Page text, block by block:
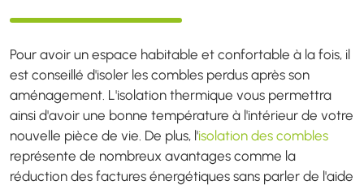
Pour avoir un espace habitable et confortable à la fois, il
est conseillé d'isoler les combles perdus après son
aménagement. L'isolation thermique vous permettra
ainsi d'avoir une bonne température à l'intérieur de votre
nouvelle pièce de vie. De plus, l'isolation des combles
représente de nombreux avantages comme la
réduction des factures énergétiques sans parler de l'aide